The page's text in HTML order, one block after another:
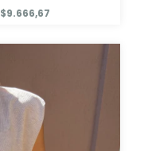
$9.666,67